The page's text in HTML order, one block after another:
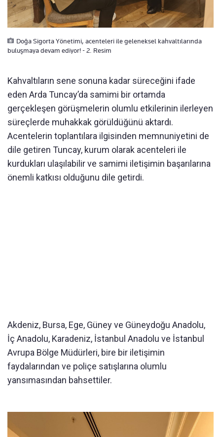
Doğa Sigorta Yönetimi, acenteleri ile geleneksel kahvaltılarında
buluşmaya devam ediyor! - 2. Resim
Kahvaltıların sene sonuna kadar süreceğini ifade
eden Arda Tuncay’da samimi bir ortamda
gerçekleşen görüşmelerin olumlu etkilerinin ilerleyen
süreçlerde muhakkak görüldüğünü aktardı.
Acentelerin toplantılara ilgisinden memnuniyetini de
dile getiren Tuncay, kurum olarak acenteleri ile
kurdukları ulaşılabilir ve samimi iletişimin başarılarına
önemli katkısı olduğunu dile getirdi.
Akdeniz, Bursa, Ege, Güney ve Güneydoğu Anadolu,
İç Anadolu, Karadeniz, İstanbul Anadolu ve İstanbul
Avrupa Bölge Müdürleri, bire bir iletişimin
faydalarından ve poliçe satışlarına olumlu
yansımasından bahsettiler.